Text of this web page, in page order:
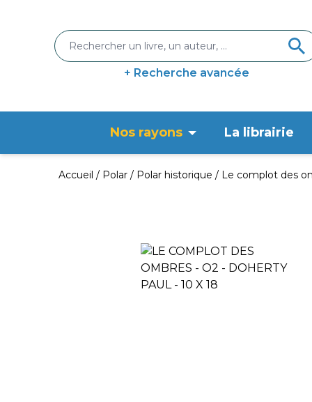
+ Recherche avancée
Nos rayons La librairie
Accueil Polar Polar historique Le complot des